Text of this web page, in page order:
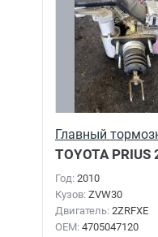
Главный
TOYOTA PRIUS
Год: 2010
Кузов: ZVW30
Двигатель: 2ZRFXE
OEM: 4705047120